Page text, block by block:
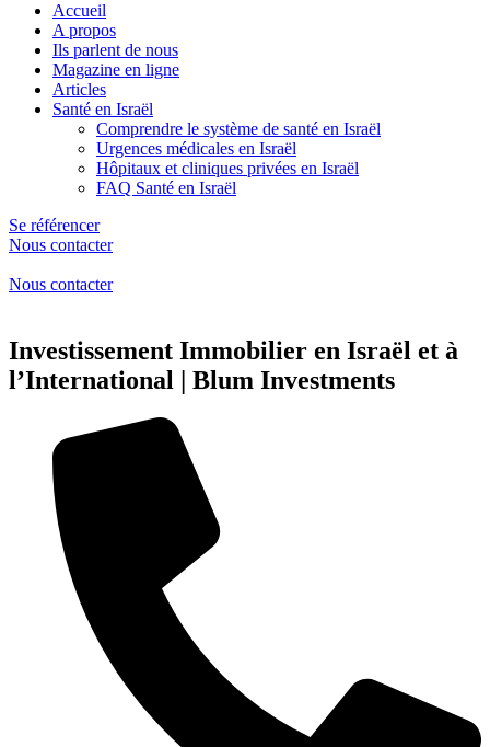
Accueil
A propos
Ils parlent de nous
Magazine en ligne
Articles
Santé en Israël
Comprendre le système de santé en Israël
Urgences médicales en Israël
Hôpitaux et cliniques privées en Israël
FAQ Santé en Israël
Se référencer
Nous contacter
Nous contacter
Investissement Immobilier en Israël et à
l’International | Blum Investments